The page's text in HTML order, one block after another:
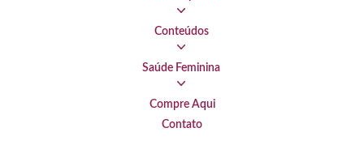
Conteúdos
Saúde Feminina
Compre Aqui
Contato